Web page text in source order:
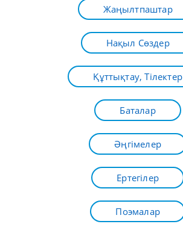
Жаңылтпаштар
Нақыл Сөздер
Құттықтау, Тілектер
Баталар
Әңгімелер
Ертегілер
Поэмалар